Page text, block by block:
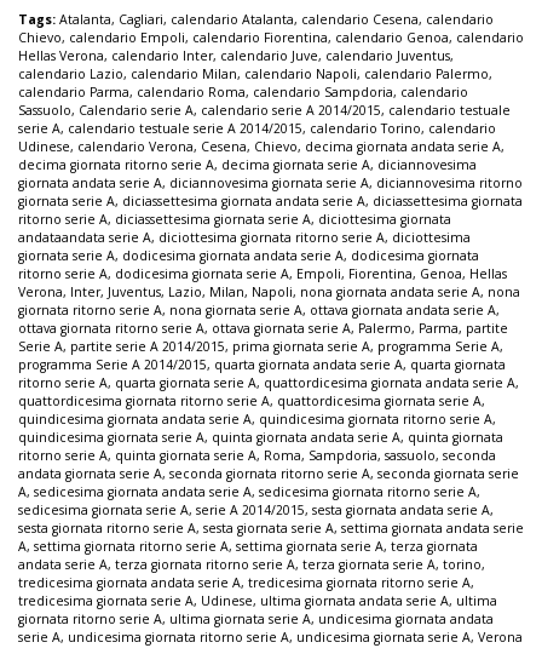
Tags: Atalanta, Cagliari, calendario Atalanta, calendario Cesena, calendario
Chievo, calendario Empoli, calendario Fiorentina, calendario Genoa, calendario
Hellas Verona, calendario Inter, calendario Juve, calendario Juventus,
calendario Lazio, calendario Milan, calendario Napoli, calendario Palermo,
calendario Parma, calendario Roma, calendario Sampdoria, calendario
Sassuolo, Calendario serie A, calendario serie A 2014/2015, calendario testuale
serie A, calendario testuale serie A 2014/2015, calendario Torino, calendario
Udinese, calendario Verona, Cesena, Chievo, decima giornata andata serie A,
decima giornata ritorno serie A, decima giornata serie A, diciannovesima
giornata andata serie A, diciannovesima giornata serie A, diciannovesima ritorno
giornata serie A, diciassettesima giornata andata serie A, diciassettesima giornata
ritorno serie A, diciassettesima giornata serie A, diciottesima giornata
andataandata serie A, diciottesima giornata ritorno serie A, diciottesima
giornata serie A, dodicesima giornata andata serie A, dodicesima giornata
ritorno serie A, dodicesima giornata serie A, Empoli, Fiorentina, Genoa, Hellas
Verona, Inter, Juventus, Lazio, Milan, Napoli, nona giornata andata serie A, nona
giornata ritorno serie A, nona giornata serie A, ottava giornata andata serie A,
ottava giornata ritorno serie A, ottava giornata serie A, Palermo, Parma, partite
Serie A, partite serie A 2014/2015, prima giornata serie A, programma Serie A,
programma Serie A 2014/2015, quarta giornata andata serie A, quarta giornata
ritorno serie A, quarta giornata serie A, quattordicesima giornata andata serie A,
quattordicesima giornata ritorno serie A, quattordicesima giornata serie A,
quindicesima giornata andata serie A, quindicesima giornata ritorno serie A,
quindicesima giornata serie A, quinta giornata andata serie A, quinta giornata
ritorno serie A, quinta giornata serie A, Roma, Sampdoria, sassuolo, seconda
andata giornata serie A, seconda giornata ritorno serie A, seconda giornata serie
A, sedicesima giornata andata serie A, sedicesima giornata ritorno serie A,
sedicesima giornata serie A, serie A 2014/2015, sesta giornata andata serie A,
sesta giornata ritorno serie A, sesta giornata serie A, settima giornata andata serie
A, settima giornata ritorno serie A, settima giornata serie A, terza giornata
andata serie A, terza giornata ritorno serie A, terza giornata serie A, torino,
tredicesima giornata andata serie A, tredicesima giornata ritorno serie A,
tredicesima giornata serie A, Udinese, ultima giornata andata serie A, ultima
giornata ritorno serie A, ultima giornata serie A, undicesima giornata andata
serie A, undicesima giornata ritorno serie A, undicesima giornata serie A, Verona